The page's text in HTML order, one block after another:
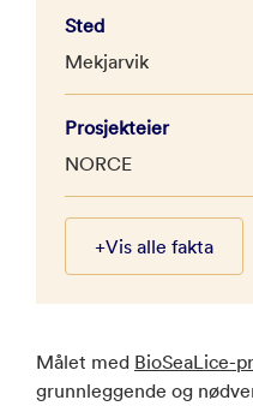
Sted
Mekjarvik
Prosjekteier
NORCE
+Vis alle fakta
Målet med BioSeaLice-
grunnleggende og